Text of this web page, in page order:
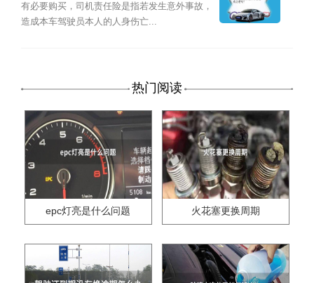
有必要购买，司机责任险是指若发生意外事故，
造成本车驾驶员本人的人身伤亡...
热门阅读
epc灯亮是什么问题 火花塞更换周期